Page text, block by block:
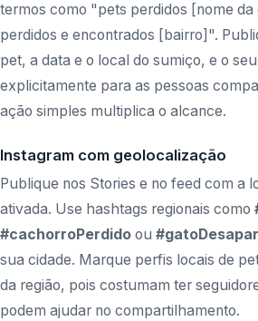
termos como "pets perdidos [nome
perdidos e encontrados [bairro]".
pet, a data e o local do sumiço, e o
explicitamente para as pessoas
ação simples multiplica o alcance.
Instagram com geolocalização
Publique nos Stories e no feed com a
ativada. Use hashtags regionais como
#cachorroPerdido ou
sua cidade. Marque perfis locais de
da região, pois costumam ter
podem ajudar no compartilhamento.